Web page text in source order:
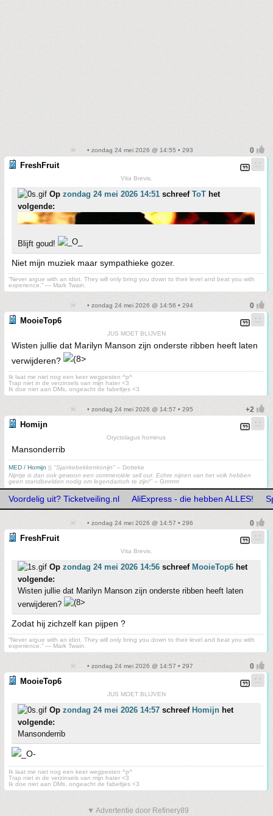
• zondag 24 mei 2026 @ 14:55 • 293
FreshFruit
Vita Brevis.
Op zondag 24 mei 2026 14:51 schreef ToT het
volgende:
Blijft goud!
Niet mijn muziek maar sympathieke gozer.
“Never argue with an idiot. They will only bring you down to their level and beat you with
experience.” ― Mark Twain.
• zondag 24 mei 2026 @ 14:56 • 294
MooieTop6
JUS MOET BLIJVEN
Wisten jullie dat Marilyn Manson zijn onderste ribben heeft laten
verwijderen?
Ik laat me niet nog een keer wegpesten ^p^
Trap niet in de verzinsels van mijn hater <3
Ik doe niet aan DMs, ongeacht de fabeltjes <3
• zondag 24 mei 2026 @ 14:57 • 295
Homijn
Oryctolagus hominus
Mansonderrib
MED / Homijn || "Sjankebekkenkonijn" – Dotteke
Nijntje is dan ook gewoon een commerciële sell out. Echte nijnen van het volk hebben
geen standbeelden nodig om legendarisch te zijn!" – Grrrrrrrr
Voordelig uit? Ticketveiling.nl AliExpress - die hebben ALLES!
• zondag 24 mei 2026 @ 14:57 • 296
FreshFruit
Vita Brevis.
Op zondag 24 mei 2026 14:56 schreef MooieTop6 het
volgende:
Wisten jullie dat Marilyn Manson zijn onderste ribben heeft laten
verwijderen?
Zodat hij zichzelf kan pijpen ?
“Never argue with an idiot. They will only bring you down to their level and beat you with
experience.” ― Mark Twain.
• zondag 24 mei 2026 @ 14:57 • 297
MooieTop6
JUS MOET BLIJVEN
Op zondag 24 mei 2026 14:57 schreef Homijn het
volgende:
Mansonderrib
Ik laat me niet nog een keer wegpesten ^p^
Trap niet in de verzinsels van mijn hater <3
Ik doe niet aan DMs, ongeacht de fabeltjes <3
▼ Advertentie door Refinery89